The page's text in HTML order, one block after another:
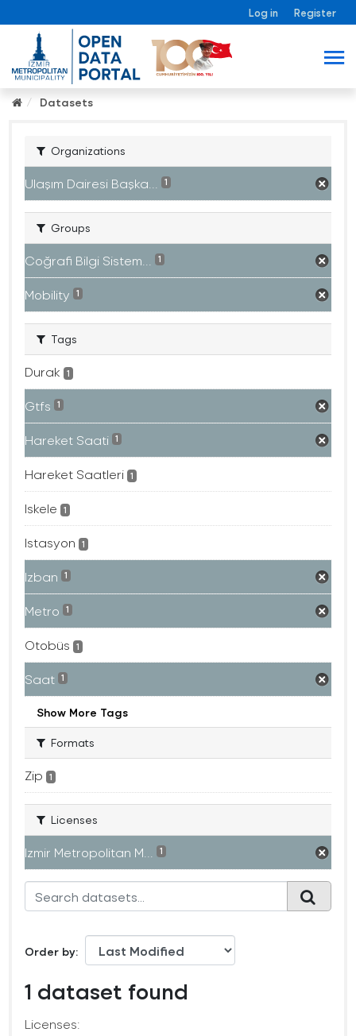
Log in Register
Datasets
Organizations
Ulaşım Dairesi Başka... 1
Groups
Coğrafi Bilgi Sistem... 1
Mobility 1
Tags
Durak 1
Gtfs 1
Hareket Saati 1
Hareket Saatleri 1
Iskele 1
Istasyon 1
Izban 1
Metro 1
Otobüs 1
Saat 1
Show More Tags
Formats
Zip 1
Licenses
Izmir Metropolitan M... 1
Order by
1 dataset found
Licenses: